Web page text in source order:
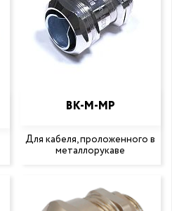
ВК-М-МР
Для кабеля, проложенного в
металлорукаве